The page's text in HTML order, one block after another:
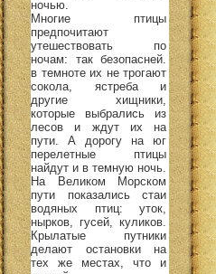
ночью.
Многие птицы
предпочитают
утешествовать по
ночам: так безопасней.
в темноте их не трогают
сокола, ястреба и
другие хищники,
которые выбрались из
лесов и ждут их на
пути. А дорогу на юг
перелетные птицы
найдут и в темную ночь.
На Великом Морском
пути показались стаи
водяных птиц: уток,
нырков, гусей, куликов.
Крылатые путники
делают остановки на
тех же местах, что и